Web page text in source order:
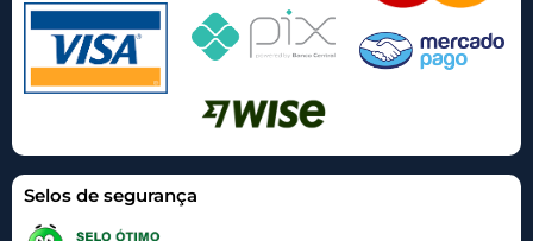
Selos de segurança